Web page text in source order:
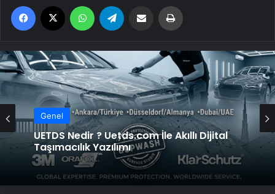
Facebook WhatsApp Email'den paylaş
Genel
Genel
Bigo Elmas Bayi – Güvenli, Hızlı ve Uygun
Fiyatlı Elmas Satın Almanın Yeni Adresi